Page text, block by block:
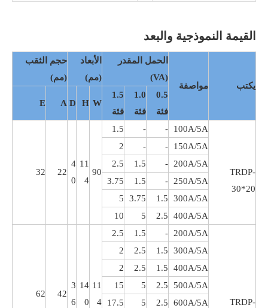
القيمة النموذجية والبعد
يكتب مواصفة
الحمل المقدر
(VA)
الأبعاد
(مم)
حجم الثقب
(مم)
0.5
فئة
1.0
فئة
1.5
فئة
W
H
D
A
E
TRDP-
30*20
100A/5A
-
-
1.5
90
11
4
4
0
22
32
150A/5A
-
-
2
200A/5A
-
1.5
2.5
250A/5A
-
1.5
3.75
300A/5A
1.5
3.75
5
400A/5A
2.5
5
10
TRDP-
200A/5A
-
1.5
2.5
11
4
14
0
3
6
42
62
300A/5A
1.5
2.5
2
400A/5A
1.5
2.5
2
500A/5A
2.5
5
15
600A/5A
2.5
5
17.5